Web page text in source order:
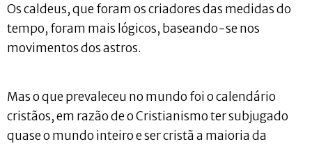
Os caldeus, que foram os criadores das medidas do
tempo, foram mais lógicos, baseando-se nos
movimentos dos astros.
Mas o que prevaleceu no mundo foi o calendário
cristãos, em razão de o Cristianismo ter subjugado
quase o mundo inteiro e ser cristã a maioria da